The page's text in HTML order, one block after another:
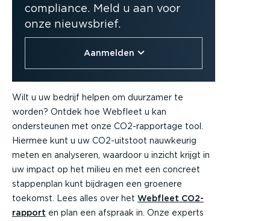
compliance. Meld u aan voor
onze nieuwsbrief.
Aanmelden
Wilt u uw bedrijf helpen om duurzamer te
worden? Ontdek hoe Webfleet u kan
ondersteunen met onze CO2-rapportage tool.
Hiermee kunt u uw CO2-uitstoot nauwkeurig
meten en analyseren, waardoor u inzicht krijgt in
uw impact op het milieu en met een concreet
stappenplan kunt bijdragen een groenere
toekomst. Lees alles over het Webfleet CO2-
rapport en plan een afspraak in. Onze experts